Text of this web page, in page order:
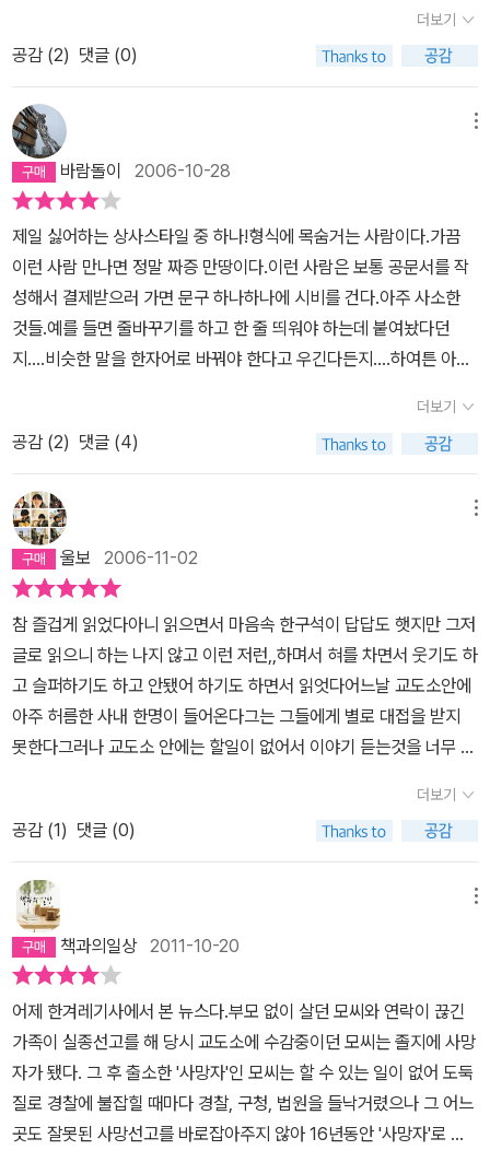
지문 조회로 어머니와 그 사기꾼이 동명이인임이 확인된 후에도 온갖
조사에 시달리다가 자정이 넘어서야 어머니는 풀려나셨다. 알고 보니
전산화 작업을 하다가 어머니와 이름과 생년이 같은 사기꾼 기록이
어머니 기록에 오기된 것이었고, 행정상 오기야 경찰관의 잘못이 아
니니 경찰서에 분풀이할 방법도 없었다. 그런데 잘못된 전산화 때문
에 억울한 사정을 가진 이는 의외로 많아 뉴스 르포로 다루어지기도
했더랬다.생사불명 야샤르를 읽으며 우리 집이 겪은 두 사연이 떠올
라 마냥 웃으며 읽을 순 없었다. 사람이 그 사람의 존재 자체로 인정받
지 못하고 서류로만 증명 가능한 세상이 우리가 사는 사회이다. 터키
의 한 공무원의 사소한 실수로 야샤르가 부정된 것처럼, 전산시스템
의 오류로 나의 존재가 아예 삭제되거나 뒤바뀔 수도 있는 것이다. 아
지즈 네신의 풍자는 관료주의를 겨냥한 것이지만, 지문날인으로도 모
가, 형제국가 하는가 했더니, 아지즈 네신의 입담을 따라가다 보니 터
키와 한국은 정말 형제국가가 맞는가 보다. '아니, 사람들이 모두 급해
서 왔소?''예? 화성에서 오다니요?''아니, 이 나라에서 언제 기차가 시
간표에 따라 운행된 적이 있소?''그렇다면 시간표는 왜 써놓은 거
요?''왜냐고? 시간표가 없으면 기차가 얼마나 늦는지 어떻게 알 수 있
겠소?'뭐 하나 시간표대로 운영되는 법이 없는 이 나라, 경직되고 고
루한 관료주의, 책상머리 행정, '빽' 아니면 해결되는 일이 없는, 그래
서 있는 사람은 계속 있고 없는 자는 아무리 사방팔방 뛰어도 평생 없
는.... 하긴, 그러고 보면 난 온실 속의 화초인가 보다. 위에 나열한 숨
턱턱 막히는 상황을 뭐 하나 몸으로 체험해 봤어야 말이지. 그저 뉴스
속에서, 책 속에서 딴 세상 얘기인 듯 구경이나 했지. 헌데, 민쯩 없는
앉아 들어넘기게 되질 않는다. 설탕 국자에 소다가루 넣은 듯 뭉게뭉
게 부풀어 오른, 현실감 없는 사건들임에도, 책장을 넘기다 보면 내 뱃
속에도 누군가 소다를 들이부은 듯 뭉게뭉게뭉게뭉게.....무엇인가가
치밀어 오른다. 그리고, 이야기가 한 꼭지 끝날때마다 야샤르의 감방
동료들과 함께 이렇게 외치게 되는 것이다. '에이, 씨발!!!!' '이런, 제기
랄!!!!!!' 생사불명 야샤르로 처음 만난 작가, 아지즈 네신의 문학 세계
는 '풍자'라는 말로 압축된다 한다. 작가는 자신의 풍자관을 이렇게 정
의했다. '풍자는 세계를 웃음거리가 되는 것으로부터 구제해줍니
다.'그렇다. 야샤르의 이야기는, 적어도 나, 본인의 이야기는 아닐지언
정 내 곁의 누군가의 이야기....아니지, 얼마 후 내가 겪을 이야기의 뻥
튀기 판일지도 모르지 않는가. 당최, 이야기로서는 재미있으되 에피
소드 하나가 끝날때마다 울분을 삭이느라 한동안 덮어두어야 진척이
우리 삶을 더 이상 웃음거리로 만들려고 하지 않은 순수한 꿈>을 실
현시킬 제대로 된 무기 하나를 손에 쥔 듯 하다. 아니지, 이 책을 통해,
그 무기를 내 손에 꽉, 쥐어 주었다.
만원만 벌어도, 하루 100만원을 수월찮이 매상을 올린다.그럼 한 달
에 수천 만원인데... 헐~세금도 하나 안 내니 고대로 남겠단 이야길
하고 나오는데,연화리 삼거리에 이런 팻말이 있다.세금 잘 내는 시범
마을! 헐~~~뭐, 한국에 여행온 관광객이 갈빗대가 부러지는 일은 좋
은 일이다.작년처럼 닭장 투어가 부활되는 모습이다. ㅎㅎㅎ이건 뭐,
나라가 아니다.근데, 한국과 비슷한 나라가 있었으니, 터키가 그렇다.
독재자가 존경받는 것도 그렇고... 하는 짓거리가 웃기는 것도 그렇
고...웃자니 눈물나고, 울자니 웃기는 상황 말이다.세금 제대로 내면
멍청이인 것이 한국인데, 나보다 5배는 더 버는 사람도 영세상인으로
등록되면 세금은 10분의 1도 안 낸다. 심하면 전혀 세금을 안 내기도
한다.야샤르는 주민등록증도 못 받는 희한한 상황이지만, 군대도 가
고, 세금도 낸다. 필요할 땐, 국민이고, 책임져야 할 땐, 이미 전사한
사람이다.한국에 살면서 그걸 느낀다.사회 책에서 배운 의무는 늘 져
야 한다. 그러나... 권리는, 뭐, 별로 중요하지 않다.헌법 아래 법률, 명
령인가... 아니, 뭐, 경찰들의 곤봉을 보노라면, 가장 아랫단계의 규칙
조차도 지켜지지 않는 곳이 여기다.70년대 김지하가 있어서 똥밭에
서 춤추는 장관들을 그렸다면,터키엔 아지즈 네신이 있어서, 죽었으
면서 감옥에 잡혀가서 아라비안나이트의 천일야화처럼 재미난 이야
기를 들려주는 야샤르를 창조한다.열차 시각표는 왜 있느냐... 기차가
얼마나 연착했는지를 알기 위해서란다. ㅎㅎ그들은 제게 조금이라도
이로운 일이면, 넌 죽었어하고자신드리 아쉬우면 넌 살아있어 한다니
까요.학교에 가려고 하니까, 넌 죽었어 하고군대에 데리고 갈 때는 넌
살아있어 하고,주민등록증을 원하니까 넌 죽었어 세금을 징수할 때는
아있는 사람....아, 국가란 것이 원래 이래서 존재하는 것 아닐까?국가
라는 기구가 그래서 만들어 낸 감옥 속의 동료들은 항상 말한다.에이,
^^ㅣ발! 이라고,...500페이지에 이르는 이야기지만, 한 열 편의 짧은
라디오극을 듣는 기분이다.시대적으로 조금 과거인 듯 하고, 그렇지
만... 풍자적이면서도 날카롭기가 칼날같은 야샤르의 이야기를 읽는
일은...국가라는 기구가 자연인을 국민이란 이름으로 옭아매고는,권
리 빼고, 의무를 죽으라고 강요하는 이 나라와 오버랩되는 터키를 떠
올리며,해양과 대륙의 교량 역할을 하는 반도 국가와,서양과 아랍의
교량 역할을 하는 반도 국가의비슷한 운명과 비슷한 고뇌를 담은 것
이 아닌가 하는 달콤 씁쓸한 책.장마철이라도 들어, 곰팡이 냄새가 퀴
퀴하게 음습한 폐를 파고들 때,빠삭 마른 공기를 마시고 싶은 사람은
한번쯤 들이마시듯 읽기 좋은 책.
더보기
공감 (2) 댓글 (0)
바람돌이 2006-10-28
제일 싫어하는 상사스타일 중 하나!형식에 목숨거는 사람이다.가끔
이런 사람 만나면 정말 짜증 만땅이다.이런 사람은 보통 공문서를 작
성해서 결제받으러 가면 문구 하나하나에 시비를 건다.아주 사소한
것들.예를 들면 줄바꾸기를 하고 한 줄 띄워야 하는데 붙여놨다던
지....비슷한 말을 한자어로 바꿔야 한다고 우긴다든지....하여튼 아무
간줄이 쫙쫙 그이는 것 같다.근데 이런 사소한 관료주의에도 열뻗쳐
미치겠는데,야샤르는? 태어나기도 전에 죽은 사람으로 주민등록에
잘 못 기재된 야샤르의 인생은 좌충우돌 엉망진창 그 자체다.우리의
착하디 착한 야샤르가 도대체 뭘 잘못했느냐고?정말 풀리는 일이라
고는 하나도 없는 야샤르를 보는건 고통이었다.너무 황당해서 웃음이
나오지만 결코 개운하게 웃을수가 없다.설마 이런 일이 싶다가도 관
료주의의 황당함을 생각하면 그래 이런 일이 왜 없겠어 싶기도 하다.
더더욱 열뻗치는건 죽었다고 했으면 그냥 계속 죽여주든지왜 지들 필
요할때는 살아있는 것으로 만드느냐 말이다.군대 갈때는 살아있고 제
대할 때는 죽었고,세금낼때는 살아있고, 유산 상속 받을때는 죽었
고.....그래도 우리의 야샤르 참 용감하고 가상키도 하다.어쨌든 살아
남았잖아세상을 향해 '니가 아무리 날 죽여도 나 여기 이렇게 살아있
다니까?'라고 중얼거리는 야샤르의 목소리가 들리는 듯하다.관료주
의와 국가의 횡포에 대한 고발이 이렇게 극적으로 제기될 수도 있다
금의 터키를 잘 모르니 뭐라 말할 수는 없지만 말이다.
더보기
공감 (2) 댓글 (4)
울보 2006-11-02
참 즐겁게 읽었다아니 읽으면서 마음속 한구석이 답답도 햇지만 그저
글로 읽으니 하는 나지 않고 이런 저런,,하며서 혀를 차면서 웃기도 하
고 슬퍼하기도 하고 안됐어 하기도 하면서 읽엇다어느날 교도소안에
아주 허름한 사내 한명이 들어온다그는 그들에게 별로 대접을 받지
못한다그러나 교도소 안에는 할일이 없어서 이야기 듣는것을 너무 좋
는것이 아니고죽어도 죽은것이 아니라고 말한다.그러면서 정부는 자
기들이 필요할때만 나는 살아있는사람이다라고 말을 한다고 한다,,,,
그의이야기를 들어보니 맞는 말인것같다 ,,얼마나 억울할까자신은 분
명히 살아있는데,,그말이 맞다는것 같다입학을 하러간 12살에는 야샤
르는 죽은이다 아빠보다 나이가 많은전쟁에 나가서 죽었다그러나 야
샤르는 살아있었다 12살의 나이로 너무나 화가난 아버지는 다시 주민
등록증을 만들어주려고 애를 쓰지만 언제나 계속되는 반복적인 서류
에 의해 포기한다그리고 야샤르가 군대에 가야 할때야샤르는 주민등
록증이 없기에 가지 않아도 된다그러나 그것이 아니었다야샤르는 그
래도 군대에 갔다가 오면 혹시 자기가 살아잇다는것을 증명해주는 서
류를 받지나 않을까해서아주 열심히 군생활을 했지만 소용이 없었다,
이렇게 야샤르는 정부에서 필요할때는 야샤르에게 모든것을 원하고
더보기
공감 (1) 댓글 (0)
책과의일상2011-10-20
어제 한겨레기사에서 본 뉴스다.부모 없이 살던 모씨와 연락이 끊긴
가족이 실종선고를 해 당시 교도소에 수감중이던 모씨는 졸지에 사망
자가 됐다. 그 후 출소한 '사망자'인 모씨는 할 수 있는 일이 없어 도둑
질로 경찰에 불잡힐 때마다 경찰, 구청, 법원을 들낙거렸으나 그 어느
곳도 잘못된 사망선고를 바로잡아주지 않아 16년동안 '사망자'로 살